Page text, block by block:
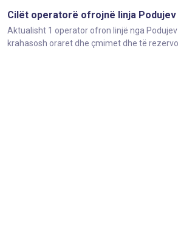
Cilët operatorë ofrojnë linja Podujev
Aktualisht 1 operator ofron linjë nga
krahasosh oraret dhe çmimet dhe të